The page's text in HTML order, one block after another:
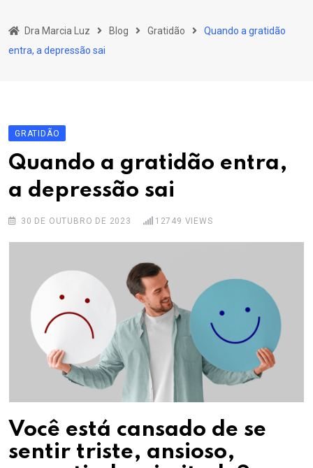
to
content
Dra Marcia Luz Blog Gratidão
Quando a gratidão
entra, a depressão sai
GRATIDÃO
Quando a gratidão entra,
a depressão sai
30 DE OUTUBRO DE 2023 12749 VIEWS
Você está cansado de se
sentir triste, ansioso,